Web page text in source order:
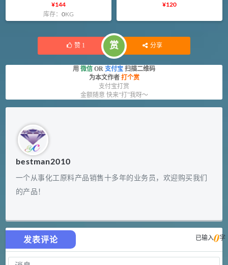
¥144
库存： 0KG
¥120
赞 1 赏 分享
用 微信 OR 支付宝 扫描二维码
为本文作者 打个赏
支付宝打赏
金额随意 快来“打”我呀～
bestman2010
一个从事化工原料产品销售十多年的业务员，欢迎购买我们
的产品！
发表评论 已输入0字